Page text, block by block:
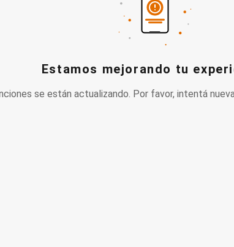
Estamos mejorando tu
se están actualizando. Por favor, intentá